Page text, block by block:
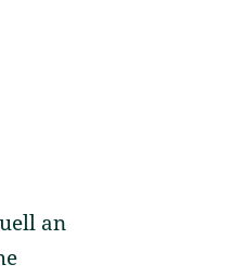
an